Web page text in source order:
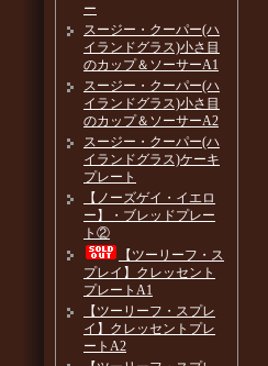
ー
スージー・クーパー(ハ
イランドグラス)小さ目
のカップ＆ソーサーA1
スージー・クーパー(ハ
イランドグラス)小さ目
のカップ＆ソーサーA2
スージー・クーパー(ハ
イランドグラス)ケーキ
プレート
【ノーズゲイ・イエロ
ー】・ブレッドプレー
ト②
【ツーリーフ・ス
プレイ】クレッセント
プレートA1
【ツーリーフ・スプレ
イ】クレッセントプレ
ートA2